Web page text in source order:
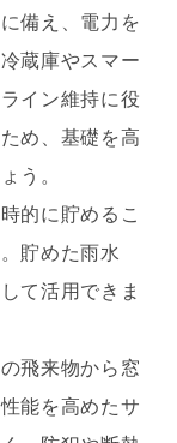
備え、電力を
蔵庫やスマー
イン維持に役
め、基礎を高
う。
的に貯めるこ
貯めた雨水
て活用できま
飛来物から窓
能を高めたサ